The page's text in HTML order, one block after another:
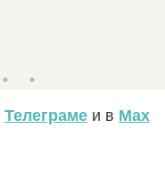
Телеграме и в Max